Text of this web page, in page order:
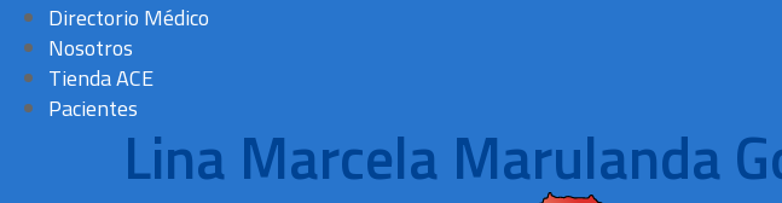
Directorio Médico
Nosotros
Tienda ACE
Pacientes
Lina Marcela Marulanda